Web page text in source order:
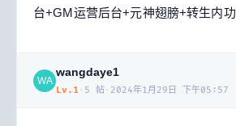
台+GM运营后台+元神翅膀+转生内功
WA
wangdaye1
Lv. 1 · 5 帖 · 2024年1月29日 下午05:57